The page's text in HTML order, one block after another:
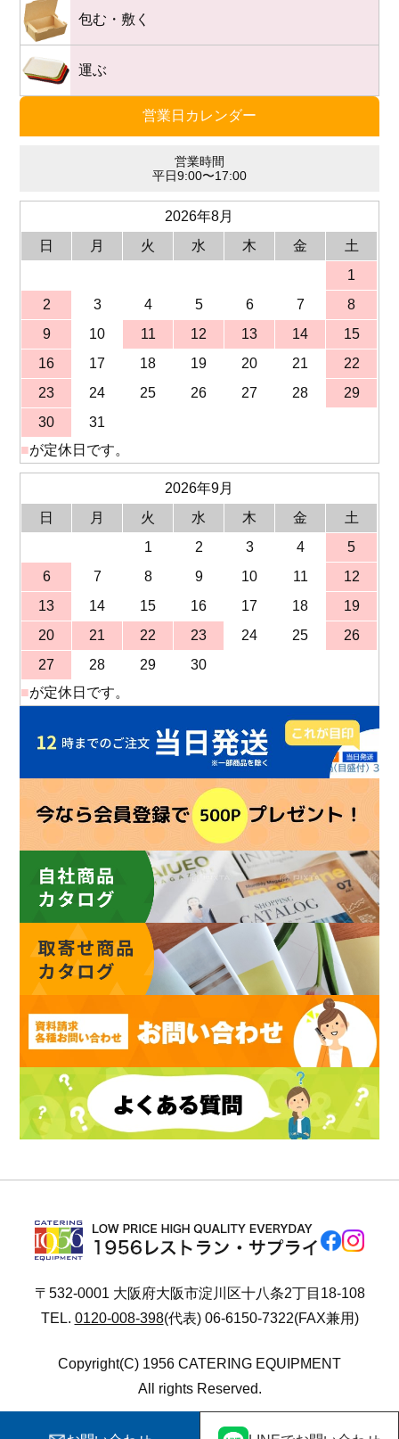
営業日カレンダー
営業時間
平日9:00〜17:00
2026年8月
日
月 火 水 木 金
土
1
2
3 4 5 6 7
8
9
10 11 12 13 14
15
16
17 18 19 20 21
22
23
24 25 26 27 28
29
30
31
■が定休日です。
2026年9月
日
月 火 水 木 金
土
1
2 3 4
5
6
7 8 9 10 11
12
13
14 15 16 17 18
19
20
21 22 23 24 25
26
27
28 29
30
■が定休日です。
包む・敷く
運ぶ
〒532-0001 大阪府大阪市淀川区十八条2丁目18-108
TEL. 0120-008-398(代表) 06-6150-7322(FAX兼用)
Copyright(C) 1956 CATERING EQUIPMENT
All rights Reserved.